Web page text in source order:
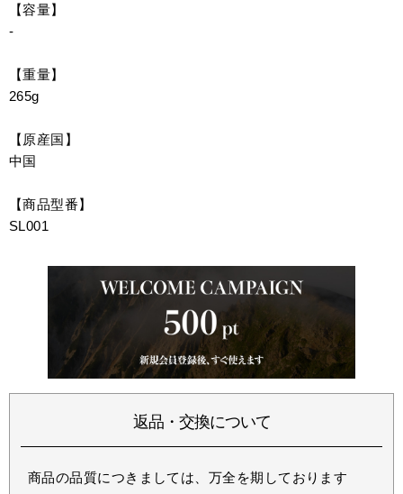
【容量】
-
【重量】
265g
【原産国】
中国
【商品型番】
SL001
返品・交換について
商品の品質につきましては、万全を期しております